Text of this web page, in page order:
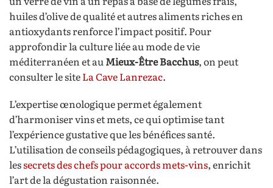
huiles d’olive de qualité et autres aliments riches en
antioxydants renforce l’impact positif. Pour
approfondir la culture liée au mode de vie
méditerranéen et au Mieux-Être Bacchus, on peut
consulter le siteLa Cave Lanrezac.
L’expertise œnologique permet également
d’harmoniser vins et mets, ce qui optimise tant
l’expérience gustative que les bénéfices santé.
L’utilisation de conseils pédagogiques, à retrouver dans
lessecrets des chefs pour accords mets-vins, enrichit
l’art de la dégustation raisonnée.